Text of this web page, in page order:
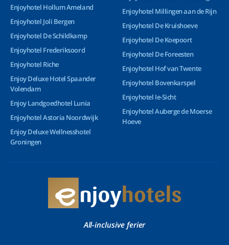
Enjoyhotel Hollum Ameland
Enjoyhotel Joli Bergen
Enjoyhotel De Schildkamp
Enjoyhotel Frederiksoord
Enjoyhotel Riche
Enjoy Deluxe Hotel Spaander
Volendam
Enjoy Landgoedhotel Lunia
Enjoyhotel Astoria Noordwijk
Enjoy Deluxe Wellnesshotel
Groningen
Enjoyhotel Millingen aan de Rijn
Enjoyhotel De Kruishoeve
Enjoyhotel De Koepoort
Enjoyhotel De Foreesten
Enjoyhotel Hof van Twente
Enjoyhotel Bovenkarspel
Enjoyhotel Ie-Sicht
Enjoyhotel Auberge de Moerse
Hoeve
All-inclusive ferier